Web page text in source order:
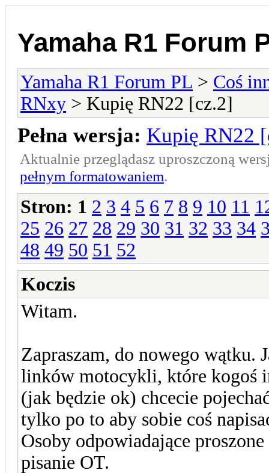
Yamaha R1 Forum
Yamaha R1 Forum PL > Coś
RNxy > Kupię RN22 [cz.2]
Pełna wersja: Kupię RN22
Aktualnie przeglądasz uproszczoną
pełnym formatowaniem.
Stron: 1 2 3 4 5 6 7 8 9 10 11
25 26 27 28 29 30 31 32 33 34
48 49 50 51 52
Koczis
Witam.
Zapraszam, do nowego wątku.
linków motocykli, które kogoś
(jak będzie ok) chcecie
tylko po to aby sobie coś
Osoby odpowiadające
pisanie OT.